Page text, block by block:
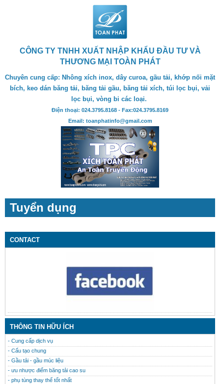
CÔNG TY TNHH XUẤT NHẬP KHẨU ĐẦU TƯ VÀ
THƯƠNG MẠI TOÀN PHÁT
Chuyên cung cấp: Nhông xích inox, dây curoa, gầu tải, khớp nối mặt
bích, keo dán băng tải, băng tải gầu, băng tải xích, túi lọc bụi, vải
lọc bụi, vòng bi các loại.
Điện thoại: 024.3795.8168 - Fax:024.3795.8169
Email: toanphatinfo@gmail.com
Tuyển dụng
CONTACT
THÔNG TIN HỮU ÍCH
- Cung cấp dịch vụ
- Cấu tạo chung
- Gầu tải - gầu múc liệu
- ưu nhược điểm băng tải cao su
- phụ tùng thay thế tốt nhất